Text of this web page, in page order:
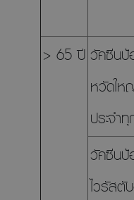
> 65 ปี วัคซีนป้
หวัดใ
ประจำ
วัคซีน
ไวรัสตั